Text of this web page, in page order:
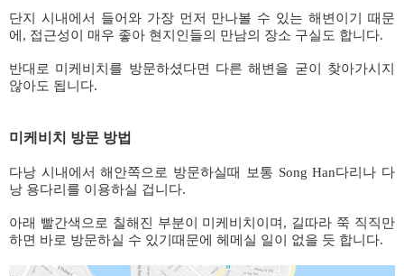
단지 시내에서 들어와 가장 먼저 만나볼 수 있는 해변이기 때문
에, 접근성이 매우 좋아 현지인들의 만남의 장소 구실도 합니다.
반대로 미케비치를 방문하셨다면 다른 해변을 굳이 찾아가시지
않아도 됩니다.
미케비치 방문 방법
다낭 시내에서 해안쪽으로 방문하실때 보통 Song Han다리나 다
낭 용다리를 이용하실 겁니다.
아래 빨간색으로 칠해진 부분이 미케비치이며, 길따라 쭉 직직만
하면 바로 방문하실 수 있기때문에 헤메실 일이 없을 듯 합니다.